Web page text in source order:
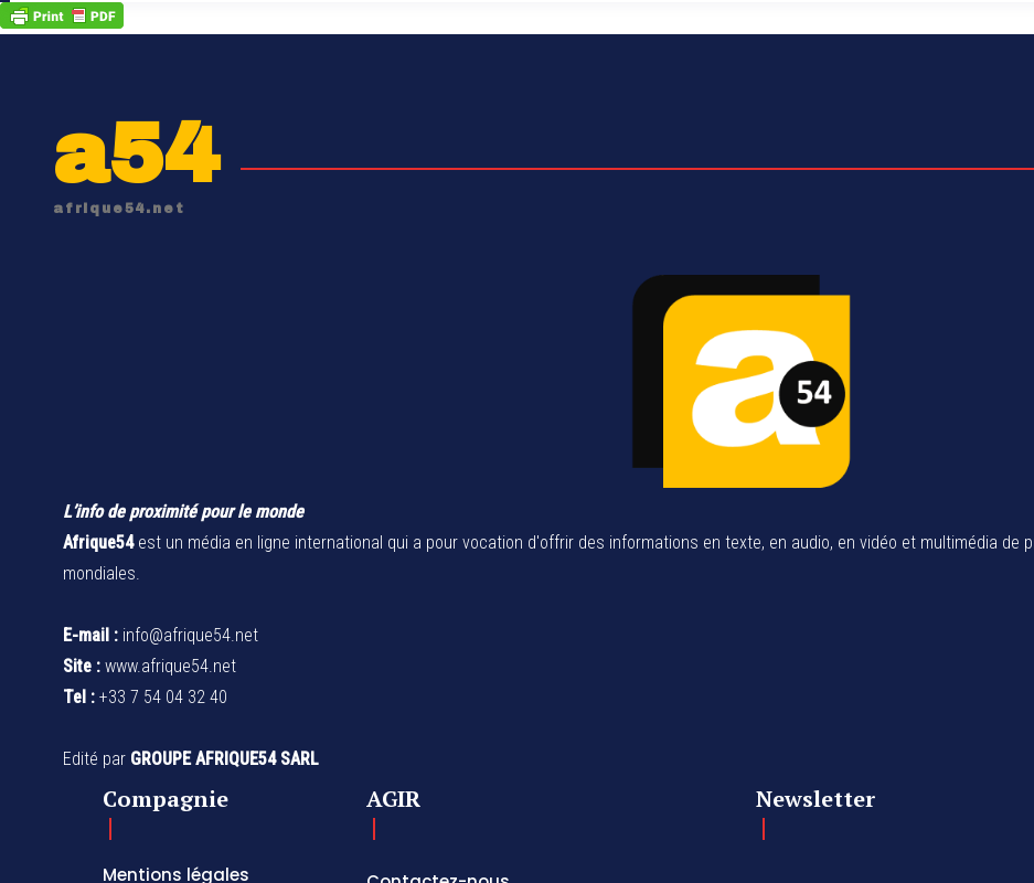
a54
afrique54.net
L’info de proximité pour le monde
Afrique54est un média en ligne international qui a pour vocation d'offrir des informations en texte, en audio, en vidéo et multimédia de
mondiales.
E-mail : info@afrique54.net
Site : www.afrique54.net
Tel : +33 7 54 04 32 40
Edité par GROUPE AFRIQUE54 SARL
Compagnie
Mentions légales
AGIR Newsletter